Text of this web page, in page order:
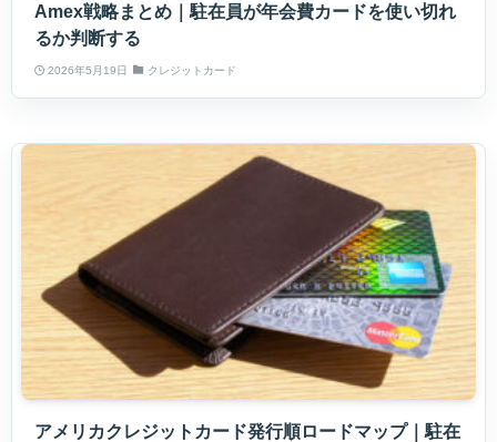
Amex戦略まとめ｜駐在員が年会費カードを使い切れ
るか判断する
2026年5月19日 クレジットカード
アメリカクレジットカード発行順ロードマップ｜駐在